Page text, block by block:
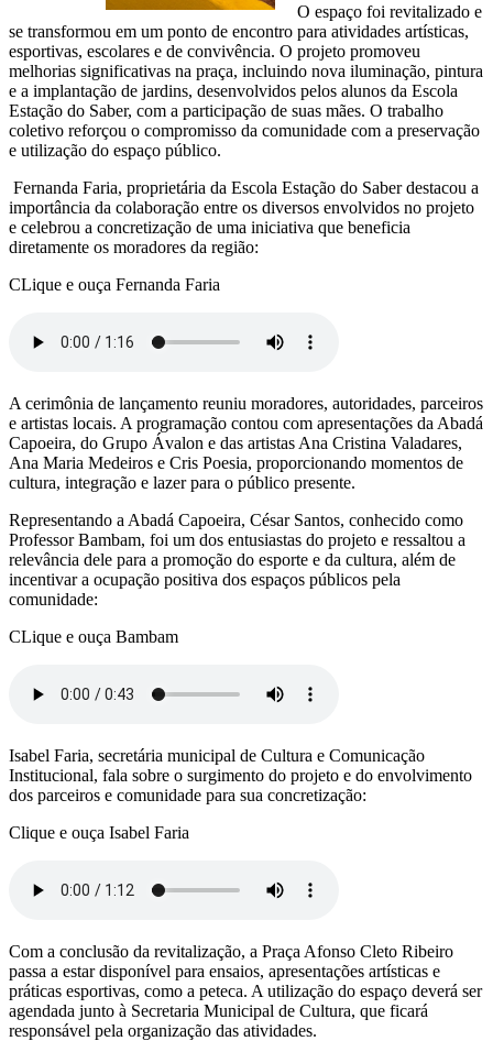
O espaço foi revitalizado e
se transformou em um ponto de encontro para atividades artísticas,
esportivas, escolares e de convivência. O projeto promoveu
melhorias significativas na praça, incluindo nova iluminação, pintura
e a implantação de jardins, desenvolvidos pelos alunos da Escola
Estação do Saber, com a participação de suas mães. O trabalho
coletivo reforçou o compromisso da comunidade com a preservação
e utilização do espaço público.
Fernanda Faria, proprietária da Escola Estação do Saber destacou a
importância da colaboração entre os diversos envolvidos no projeto
e celebrou a concretização de uma iniciativa que beneficia
diretamente os moradores da região:
CLique e ouça Fernanda Faria
A cerimônia de lançamento reuniu moradores, autoridades, parceiros
e artistas locais. A programação contou com apresentações da Abadá
Capoeira, do Grupo Ávalon e das artistas Ana Cristina Valadares,
Ana Maria Medeiros e Cris Poesia, proporcionando momentos de
cultura, integração e lazer para o público presente.
Representando a Abadá Capoeira, César Santos, conhecido como
Professor Bambam, foi um dos entusiastas do projeto e ressaltou a
relevância dele para a promoção do esporte e da cultura, além de
incentivar a ocupação positiva dos espaços públicos pela
comunidade:
CLique e ouça Bambam
Isabel Faria, secretária municipal de Cultura e Comunicação
Institucional, fala sobre o surgimento do projeto e do envolvimento
dos parceiros e comunidade para sua concretização:
Clique e ouça Isabel Faria
Com a conclusão da revitalização, a Praça Afonso Cleto Ribeiro
passa a estar disponível para ensaios, apresentações artísticas e
práticas esportivas, como a peteca. A utilização do espaço deverá ser
agendada junto à Secretaria Municipal de Cultura, que ficará
responsável pela organização das atividades.